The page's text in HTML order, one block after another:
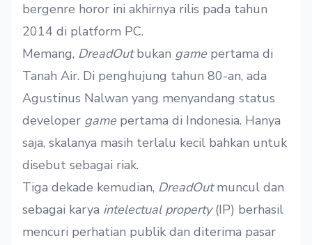
bergenre horor ini akhirnya rilis pada tahun
2014 di platform PC.
Memang, DreadOutbukan game pertama di
Tanah Air. Di penghujung tahun 80-an, ada
Agustinus Nalwan yang menyandang status
developer game pertama di Indonesia. Hanya
saja, skalanya masih terlalu kecil bahkan untuk
disebut sebagai riak.
Tiga dekade kemudian, DreadOutmuncul dan
sebagai karya intelectual property(IP) berhasil
mencuri perhatian publik dan diterima pasar